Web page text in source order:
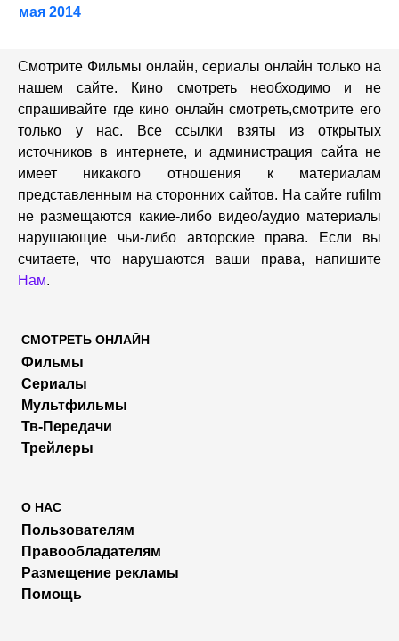
мая 2014
Смотрите Фильмы онлайн, сериалы онлайн только на
нашем сайте. Кино смотреть необходимо и не
спрашивайте где кино онлайн смотреть,cмотрите его
только у нас. Все ссылки взяты из открытых
источников в интернете, и администрация сайта не
имеет никакого отношения к материалам
представленным на сторонних сайтов. На сайте rufilm
не размещаются какие-либо видео/аудио материалы
нарушающие чьи-либо авторские права. Если вы
считаете, что нарушаются ваши права, напишите
Нам.
СМОТРЕТЬ ОНЛАЙН
Фильмы
Сериалы
Мультфильмы
Тв-Передачи
Трейлеры
О НАС
Пользователям
Правообладателям
Размещение рекламы
Помощь